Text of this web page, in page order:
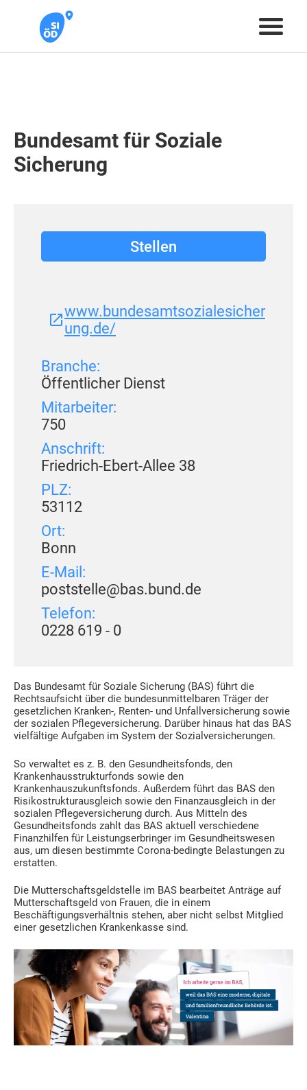
Bundesamt für Soziale
Sicherung
Das Bundesamt für Soziale Sicherung (BAS) führt die
Rechtsaufsicht über die bundesunmittelbaren Träger der
gesetzlichen Kranken-, Renten- und Unfallversicherung sowie
der sozialen Pflegeversicherung. Darüber hinaus hat das BAS
vielfältige Aufgaben im System der Sozialversicherungen.
So verwaltet es z. B. den Gesundheitsfonds, den
Krankenhausstrukturfonds sowie den
Krankenhauszukunftsfonds. Außerdem führt das BAS den
Risikostrukturausgleich sowie den Finanzausgleich in der
sozialen Pflegeversicherung durch. Aus Mitteln des
Gesundheitsfonds zahlt das BAS aktuell verschiedene
Finanzhilfen für Leistungserbringer im Gesundheitswesen
aus, um diesen bestimmte Corona-bedingte Belastungen zu
erstatten.
Die Mutterschaftsgeldstelle im BAS bearbeitet Anträge auf
Mutterschaftsgeld von Frauen, die in einem
Beschäftigungsverhältnis stehen, aber nicht selbst Mitglied
einer gesetzlichen Krankenkasse sind.
Stellen
www.bundesamtsozialesicher
ung.de/
Branche:
Öffentlicher Dienst
Mitarbeiter:
750
Anschrift:
Friedrich-Ebert-Allee 38
PLZ:
53112
Ort:
Bonn
E-Mail:
poststelle@bas.bund.de
Telefon:
0228 619 - 0